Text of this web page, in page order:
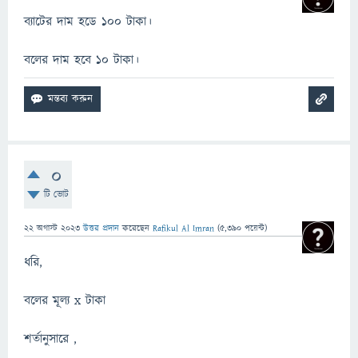
ব্যাটের দাম হডে 100 টাকা।
বলের দাম হবে 10 টাকা।
0
টি ভোট
22 অগাস্ট 2023 উত্তর প্রদান করেছেন Rafikul Al Imran (5,390 পয়েন্ট)
ধরি,
বলের মূল্য x টাকা
শর্তানুসারে ,